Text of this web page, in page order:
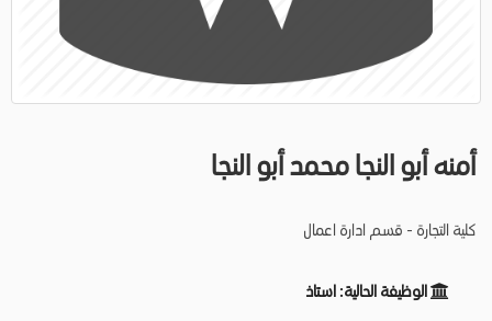
أمنه أبو النجا محمد أبو النجا
كلية التجارة - قسم ادارة اعمال
الوظيفة الحالية: استاذ